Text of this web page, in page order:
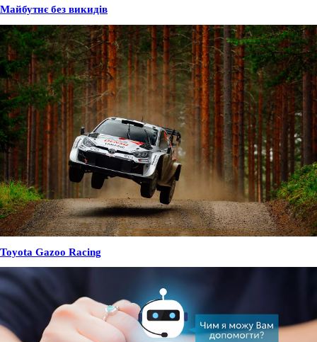
Майбутнє без викидів
Toyota Gazoo Racing